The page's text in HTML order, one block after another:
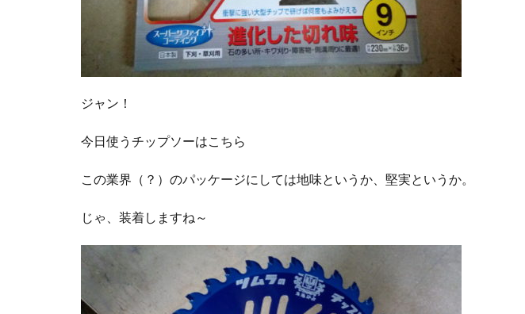
ジャン！
今日使うチップソーはこちら
この業界（？）のパッケージにしては地味というか、堅実というか。
じゃ、装着しますね～